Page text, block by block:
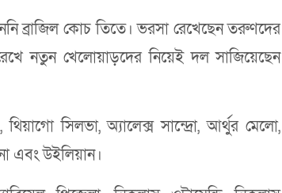
ব্রাজিল কোচ তিতে। ভরসা রেখেছেন তরুণদের
নতুন খেলোয়াড়দের নিয়েই দল সাজিয়েছেন
সিলভা, অ্যালেক্স সান্দ্রো, আর্থুর মেলো,
এবং উইলিয়ান।